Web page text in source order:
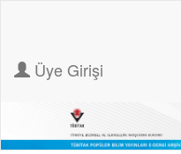
Üye Girişi